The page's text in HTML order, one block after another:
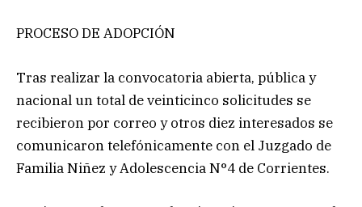
PROCESO DE ADOPCIÓN
Tras realizar la convocatoria abierta, pública y
nacional un total de veinticinco solicitudes se
recibieron por correo y otros diez interesados se
comunicaron telefónicamente con el Juzgado de
Familia Niñez y Adolescencia N°4 de Corrientes.